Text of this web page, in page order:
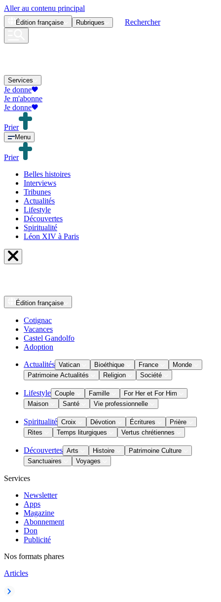
Aller au contenu principal
Édition française Rubriques Rechercher
Services
Je donne
Je m'abonne
Je donne
Prier
Menu
Prier
Belles histoires
Interviews
Tribunes
Actualités
Lifestyle
Découvertes
Spiritualité
Léon XIV à Paris
Édition française
Cotignac
Vacances
Castel Gandolfo
Adoption
Actualités Vatican Bioéthique France
Monde
Patrimoine Actualités
Religion Société
Lifestyle Couple Famille
For Her et For Him
Maison
Santé Vie professionnelle
Spiritualité Croix Dévotion Écritures
Prière
Rites
Temps liturgiques Vertus chrétiennes
Découvertes Arts Histoire
Patrimoine Culture
Sanctuaires
Voyages
Services
Newsletter
Apps
Magazine
Abonnement
Don
Publicité
Nos formats phares
Articles